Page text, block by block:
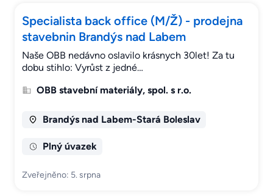
Specialista back office (M/Ž) - prodejna
stavebnin Brandýs nad Labem
Naše OBB nedávno oslavilo krásnych 30let! Za tu
dobu stihlo: Vyrůst z jedné…
OBB stavební materiály, spol. s r.o.
Brandýs nad Labem-Stará Boleslav
Plný úvazek
Zveřejněno: 5. srpna